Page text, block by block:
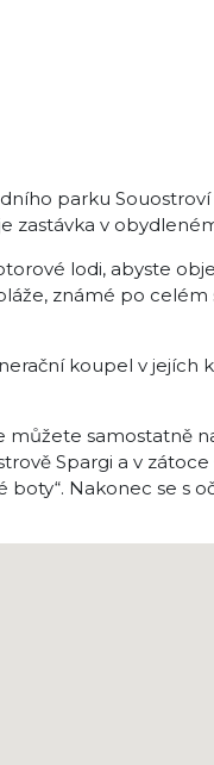
parku
zastávka v
lodi, abyste
známé po celém
koupel v jejích
samostatně
Spargi a v
boty“. Nakonec se